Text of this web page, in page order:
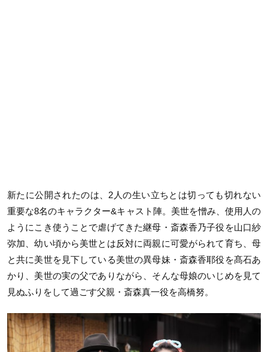
新たに公開されたのは、 2 人の生い立ちとは切っても切れない
重要な8名のキャラクター&キャスト陣。美世を憎み、使用人の
ようにこき使うことで虐げてきた継母・斎森香乃子役を山口紗
弥加、幼い頃から美世とは反対に両親に可愛がられて育ち、母
と共に美世を見下している美世の異母妹・斎森香耶役を髙石あ
かり、美世の実の父でありながら、そんな母娘のいじめを見て
見ぬふりをして過ごす父親・斎森真一役を高橋努。